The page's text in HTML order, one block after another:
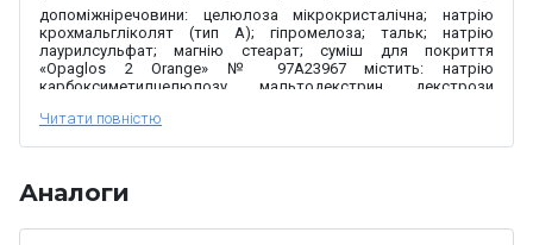
допоміжніречовини: целюлоза мікрокристалічна; натрію
крохмальгліколят (тип А); гіпромелоза; тальк; натрію
лаурилсульфат; магнію стеарат; суміш для покриття
«Opaglos 2 Orange» № 97А23967 містить: натрію
карбоксиметилцелюлозу, мальтодекстрин, декстрози
очищену, тальк, заліза оксид жовтий (Е 172), заліза оксид
Основні фізико-хімічні властивості:
плівковою оболонкою, блідо-рожевого кольору, овальної
Аналоги